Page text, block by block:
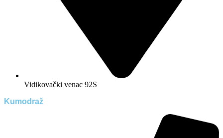
Vidikovački venac 92S
Kumodraž